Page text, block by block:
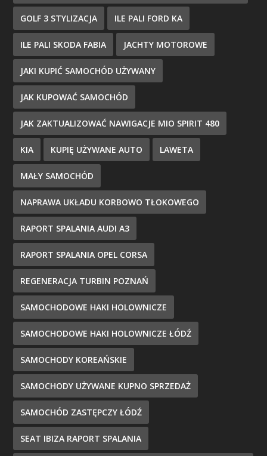
GOLF 3 STYLIZACJA ILE PALI FORD KA
ILE PALI SKODA FABIA JACHTY MOTOROWE
JAKI KUPIĆ SAMOCHÓD UŻYWANY
JAK KUPOWAĆ SAMOCHÓD
JAK ZAKTUALIZOWAĆ NAWIGACJE MIO SPIRIT 480
KIA KUPIĘ UŻYWANE AUTO LAWETA
MAŁY SAMOCHÓD
NAPRAWA UKŁADU KORBOWO TŁOKOWEGO
RAPORT SPALANIA AUDI A3
RAPORT SPALANIA OPEL CORSA
REGENERACJA TURBIN POZNAŃ
SAMOCHODOWE HAKI HOLOWNICZE
SAMOCHODOWE HAKI HOLOWNICZE ŁÓDŹ
SAMOCHODY KOREAŃSKIE
SAMOCHODY UŻYWANE KUPNO SPRZEDAŻ
SAMOCHÓD ZASTĘPCZY ŁÓDŹ
SEAT IBIZA RAPORT SPALANIA